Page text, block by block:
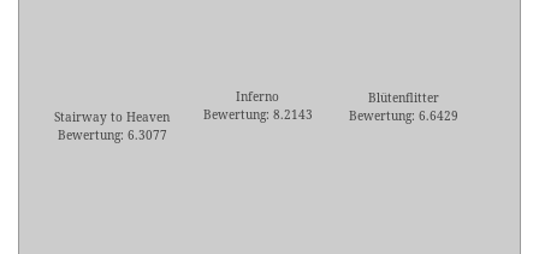
Stairway to Heaven
Bewertung: 6.3077
Inferno
Bewertung: 8.2143
Blütenflitter
Bewertung: 6.6429